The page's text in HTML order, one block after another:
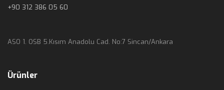
+90 312 386 05 60
ASO 1. OSB 5.Kısım Anadolu Cad. No:7 Sincan/Ankara
Ürünler